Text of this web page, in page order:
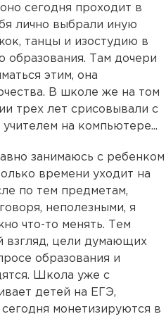
сегодня проходит в
лично выбрали иную
танцы и изостудию в
образования. Там дочери
этим, она
В школе же на том
трех лет срисовывали с
на компьютере...
занимаюсь с ребенком
времени уходит на
по тем предметам,
неполезными, я
что-то менять. Тем
взгляд, цели думающих
образования и
Школа уже с
детей на ЕГЭ,
монетизируются в